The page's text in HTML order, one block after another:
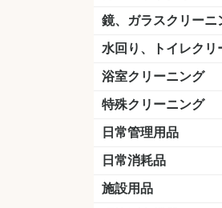
洗剤
ブラシ
パット
その他
鏡、ガラスクリーニ
ガラスワイパー
シャンパー(ウオッ
ガラススクイジー
ケレン
ツールホルダー
洗剤
天井・高所作業
水回り、トイレクリ
洗剤
尿石除去剤
水アカ除去剤
排水管つまり除去剤
消臭・防臭剤
道具
浴室クリーニング
洗剤
道具
特殊クリーニング
石材
エアコン
外壁
その他
日常管理用品
クリーナー
洗濯用洗剤
油汚れ落とし
サビ取り剤
タバコ専用消臭
日常消耗品
トイレットペーパー
ペーパータオル
便座除菌クリーナー
ポリ袋
施設用品